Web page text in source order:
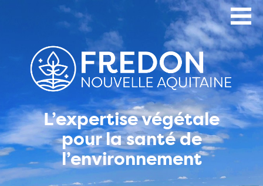
L’expertise végétale
pour la santé de
l’environnement